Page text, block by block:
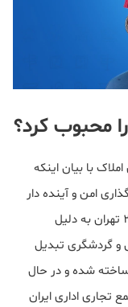
با بیان اینکه
یک سرمایه گذاری امن و آینده دار
محسوب می شود، تصریح کرد: امروزه منطقه ۲۲ تهران به دلیل
و گردشگری تبدیل
شده و در حال
تجاری اداری ایران